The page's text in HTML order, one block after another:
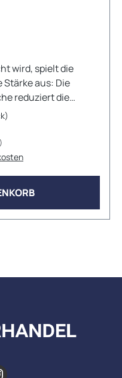
Über unseren
Sie LT
wird, spielt die
aus: Die
reduziert die
oder im
Der Ausguss
Typische
und Kochen mit
ansetzen und
eingebrannte
Abschätzen des
ISO 3819.